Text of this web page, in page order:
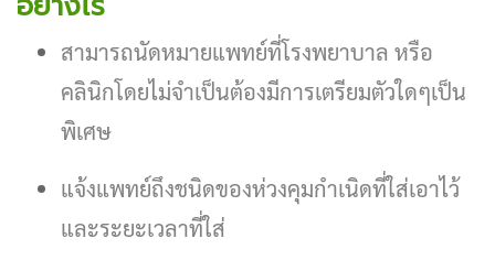
สามารถนัดหมายแพทย์ที่โรงพยาบาล หรือ
คลินิกโดยไม่จำเป็นต้องมีการเตรียมตัวใดๆเป็น
พิเศษ
แจ้งแพทย์ถึงชนิดของห่วงคุมกำเนิดที่ใส่เอาไว้
และระยะเวลาที่ใส่